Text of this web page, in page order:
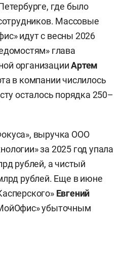
где было
Массовые
идут с весны 2026
глава
организацииАртем
в компании числилось
осталось порядка 250–
выручка ООО
за 2025 год упала
рублей, а чистый
рублей. Еще в июне
Евгений
убыточным